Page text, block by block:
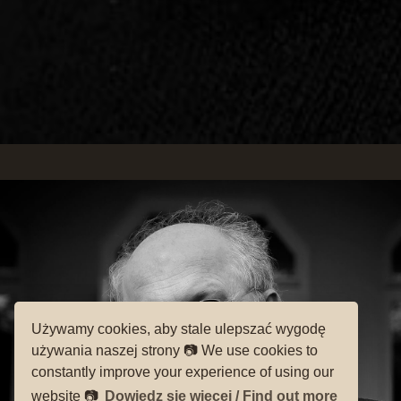
Używamy cookies, aby stale ulepszać wygodę
używania naszej strony 📷 We use cookies to
constantly improve your experience of using our
website 📷 Dowiedz się więcej / Find out more